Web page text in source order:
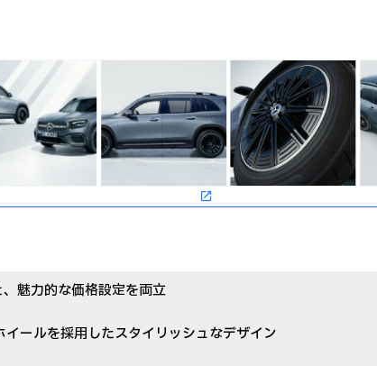
魅力的な価格設定を両立
イールを採用したスタイリッシュなデザイン